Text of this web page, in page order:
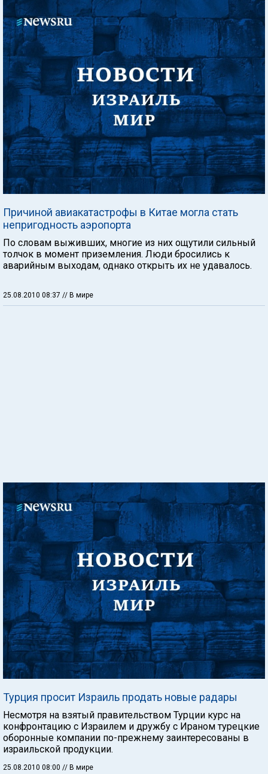
Причиной авиакатастрофы в Китае могла стать
непригодность аэропорта
По словам выживших, многие из них ощутили сильный
толчок в момент приземления. Люди бросились к
аварийным выходам, однако открыть их не удавалось.
25.08.2010 08:37 // В мире
Турция просит Израиль продать новые радары
Несмотря на взятый правительством Турции курс на
конфронтацию с Израилем и дружбу с Ираном турецкие
оборонные компании по-прежнему заинтересованы в
израильской продукции.
25.08.2010 08:00 // В мире